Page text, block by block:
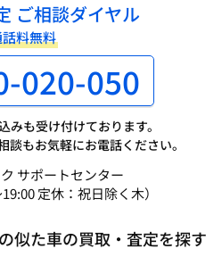
ご相談ダイヤル
料無料
020-050
みも受け付けております。
もお気軽にお電話ください。
サポートセンター
定休：祝日除く木）
似た車の買取・査定を探す